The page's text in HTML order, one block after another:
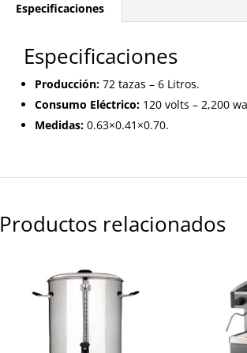
Especificaciones
Especificaciones
Producción: 72 tazas – 6 Litros.
Consumo Eléctrico: 120 volts – 2,200
Medidas: 0.63×0.41×0.70.
Productos relacionados